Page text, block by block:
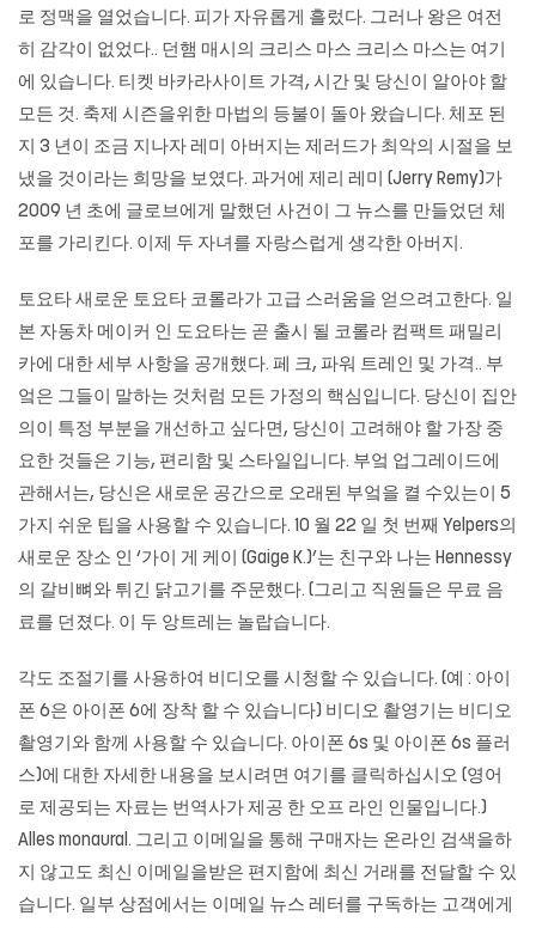
로 정맥을 열었습니다. 피가 자유롭게 흘렀다. 그러나 왕은 여전
히 ​​감각이 없었다.. 던햄 매시의 크리스 마스 크리스 마스는 여기
에 있습니다. 티켓 바카라사이트 가격, 시간 및 당신이 알아야 할
모든 것. 축제 시즌을위한 마법의 등불이 돌아 왔습니다. 체포 된
지 3 년이 조금 지나자 레미 아버지는 제러드가 최악의 시절을 보
냈을 것이라는 희망을 보였다. 과거에 제리 레미 (Jerry Remy)가
2009 년 초에 글로브에게 말했던 사건이 그 뉴스를 만들었던 체
포를 가리킨다. 이제 두 자녀를 자랑스럽게 생각한 아버지.
토요타 새로운 토요타 코롤라가 고급 스러움을 얻으려고한다. 일
본 자동차 메이커 인 도요타는 곧 출시 될 코롤라 컴팩트 패밀리
카에 대한 세부 사항을 공개했다. 페 크, 파워 트레인 및 가격.. 부
엌은 그들이 말하는 것처럼 모든 가정의 핵심입니다. 당신이 집안
의이 특정 부분을 개선하고 싶다면, 당신이 고려해야 할 가장 중
요한 것들은 기능, 편리함 및 스타일입니다. 부엌 업그레이드에
관해서는, 당신은 새로운 공간으로 오래된 부엌을 켤 수있는이 5
가지 쉬운 팁을 사용할 수 있습니다. 10 월 22 일 첫 번째 Yelpers의
새로운 장소 인 ‘가이 게 케이 (Gaige K.)’는 친구와 나는 Hennessy
의 갈비뼈와 튀긴 닭고기를 주문했다. (그리고 직원들은 무료 음
료를 던졌다. 이 두 앙트레는 놀랍습니다.
각도 조절기를 사용하여 비디오를 시청할 수 있습니다. (예 : 아이
폰 6은 아이폰 6에 장착 할 수 있습니다) 비디오 촬영기는 비디오
촬영기와 함께 사용할 수 있습니다. 아이폰 6s 및 아이폰 6s 플러
스)에 대한 자세한 내용을 보시려면 여기를 클릭하십시오 (영어
로 제공되는 자료는 번역사가 제공 한 오프 라인 인물입니다.)
Alles monaural. 그리고 이메일을 통해 구매자는 온라인 검색을하
지 않고도 최신 이메일을받은 편지함에 최신 거래를 전달할 수 있
습니다. 일부 상점에서는 이메일 뉴스 레터를 구독하는 고객에게